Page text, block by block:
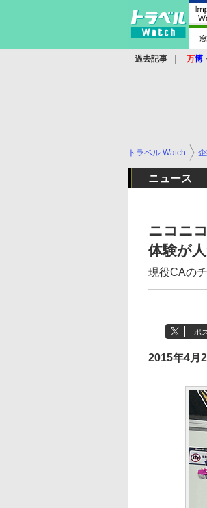
過去記事 万博
トラベル Watch
ニュース
ニコニ
体験が
現役CAの
ポ
2015年4月